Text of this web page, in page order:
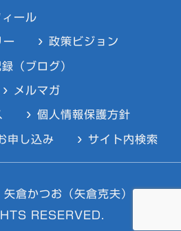
ール
ー 政策ビジョン
（ブログ）
メルマガ
個人情報保護方針
申し込み サイト内検索
矢倉かつお（矢倉克夫）
RESERVED.